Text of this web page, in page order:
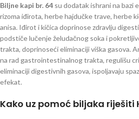
Biljne kapi br. 64 su dodatak ishrani na bazi
rizoma iđirota, herbe hajdučke trave, herbe
anisa. Iđirot i kičica doprinose zdravlju
podstiče lučenje želudačnog soka i
trakta, doprinoseći eliminaciji viška gasova.
na rad gastrointestinalnog trakta, regulišu
eliminaciji digestivnih gasova, ispoljavaju
efekat.
Kako uz pomoć biljaka riješiti